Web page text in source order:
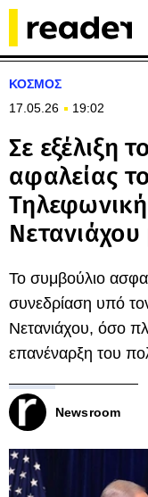
ΚΟΣΜΟΣ
17.05.26
19:02
Σε εξέλιξη
αφαλείας
Το συμβούλιο
συνεδρίαση υπό
Νετανιάχου, όσο
επανέναρξη του
Newsroom